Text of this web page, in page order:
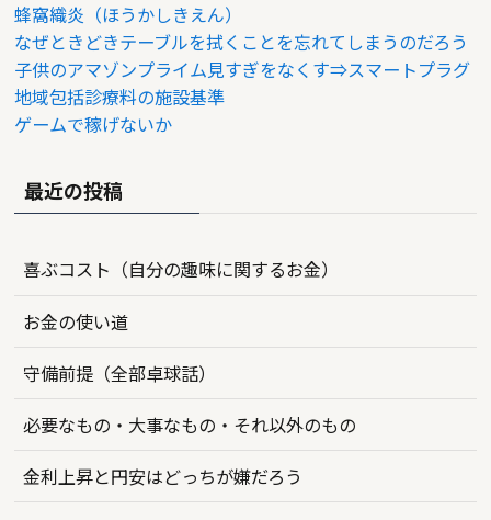
蜂窩織炎（ほうかしきえん）
なぜときどきテーブルを拭くことを忘れてしまうのだろう
子供のアマゾンプライム見すぎをなくす⇒スマートプラグ
地域包括診療料の施設基準
ゲームで稼げないか
最近の投稿
喜ぶコスト（自分の趣味に関するお金）
お金の使い道
守備前提（全部卓球話）
必要なもの・大事なもの・それ以外のもの
金利上昇と円安はどっちが嫌だろう